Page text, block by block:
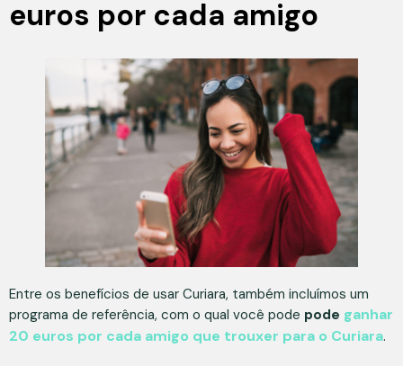
euros por cada amigo
Entre os benefícios de usar Curiara, também incluímos um
programa de referência, com o qual você pode pode ganhar
20 euros por cada amigo que trouxer para o Curiara.